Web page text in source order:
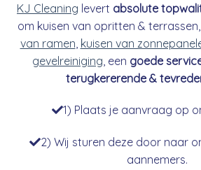
KJ Cleaning levert absolute
om kuisen van opritten &
van ramen kuisen van
gevelreiniging , een goede
terugkererende &
1) Plaats je aanvraag op
2) Wij sturen deze door naar
aannemers.